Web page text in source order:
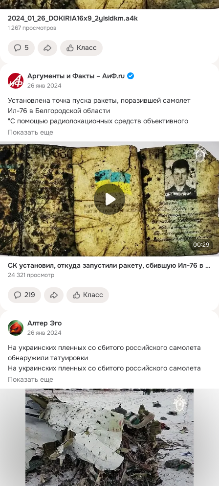
2024_01_26_DOKIRIA16x9_2ylsldkm.a4k
1 267 просмотров
5 Класс
Аргументы и Факты – АиФ.ru
26 янв 2024
Установлена точка пуска ракеты, поразившей самолет
Ил-76 в Белгородской области
"С помощью радиолокационных средств объективного
контроля...
Показать еще
00:29
СК установил, откуда запустили ракету, сбившую Ил-76 в Белгородской области
24 321 просмотр
219 Класс
Алтер Эго
26 янв 2024
На украинских пленных со сбитого российского самолета
обнаружили татуировки
На украинских пленных со сбитого российского самолета
Ил-76...
Показать еще